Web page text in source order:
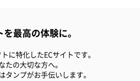
ーツ
を最高の体験に。
に特化したECサイトです。
たの大切な方へ。
タンプがお手伝いします。